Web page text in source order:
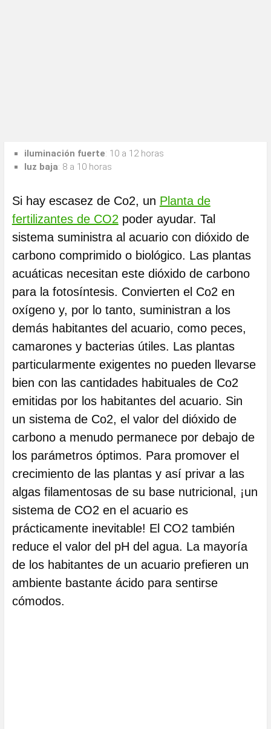
iluminación fuerte: 10 a 12 horas
luz baja: 8 a 10 horas
Si hay escasez de Co2, un Planta de
fertilizantes de CO2poder ayudar. Tal
sistema suministra al acuario con dióxido de
carbono comprimido o biológico. Las plantas
acuáticas necesitan este dióxido de carbono
para la fotosíntesis. Convierten el Co2 en
oxígeno y, por lo tanto, suministran a los
demás habitantes del acuario, como peces,
camarones y bacterias útiles. Las plantas
particularmente exigentes no pueden llevarse
bien con las cantidades habituales de Co2
emitidas por los habitantes del acuario. Sin
un sistema de Co2, el valor del dióxido de
carbono a menudo permanece por debajo de
los parámetros óptimos. Para promover el
crecimiento de las plantas y así privar a las
algas filamentosas de su base nutricional, ¡un
sistema de CO2 en el acuario es
prácticamente inevitable! El CO2 también
reduce el valor del pH del agua. La mayoría
de los habitantes de un acuario prefieren un
ambiente bastante ácido para sentirse
cómodos.